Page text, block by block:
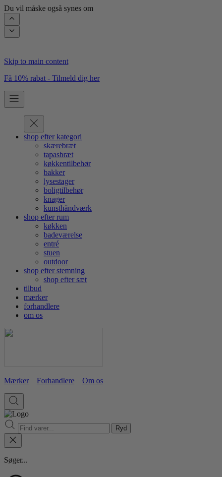
Du vil måske også synes om
Skip to main content
Få 10% rabat - Tilmeld dig her
shop efter kategori
skærebræt
tapasbræt
køkkentilbehør
bakker
lysestager
boligtilbehør
knager
kunsthåndværk
shop efter rum
køkken
badeværelse
entré
stuen
outdoor
shop efter stemning
shop efter sæt
tilbud
mærker
forhandlere
om os
Mærker Forhandlere Om os
Ryd
Søger...